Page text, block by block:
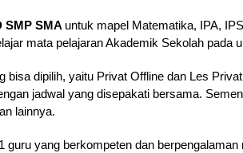
SMP SMA untuk mapel Matematika, IPA,
mata pelajaran Akademik Sekolah pada
bisa dipilih, yaitu Privat Offline dan Les
jadwal yang disepakati bersama.
lainnya.
guru yang berkompeten dan